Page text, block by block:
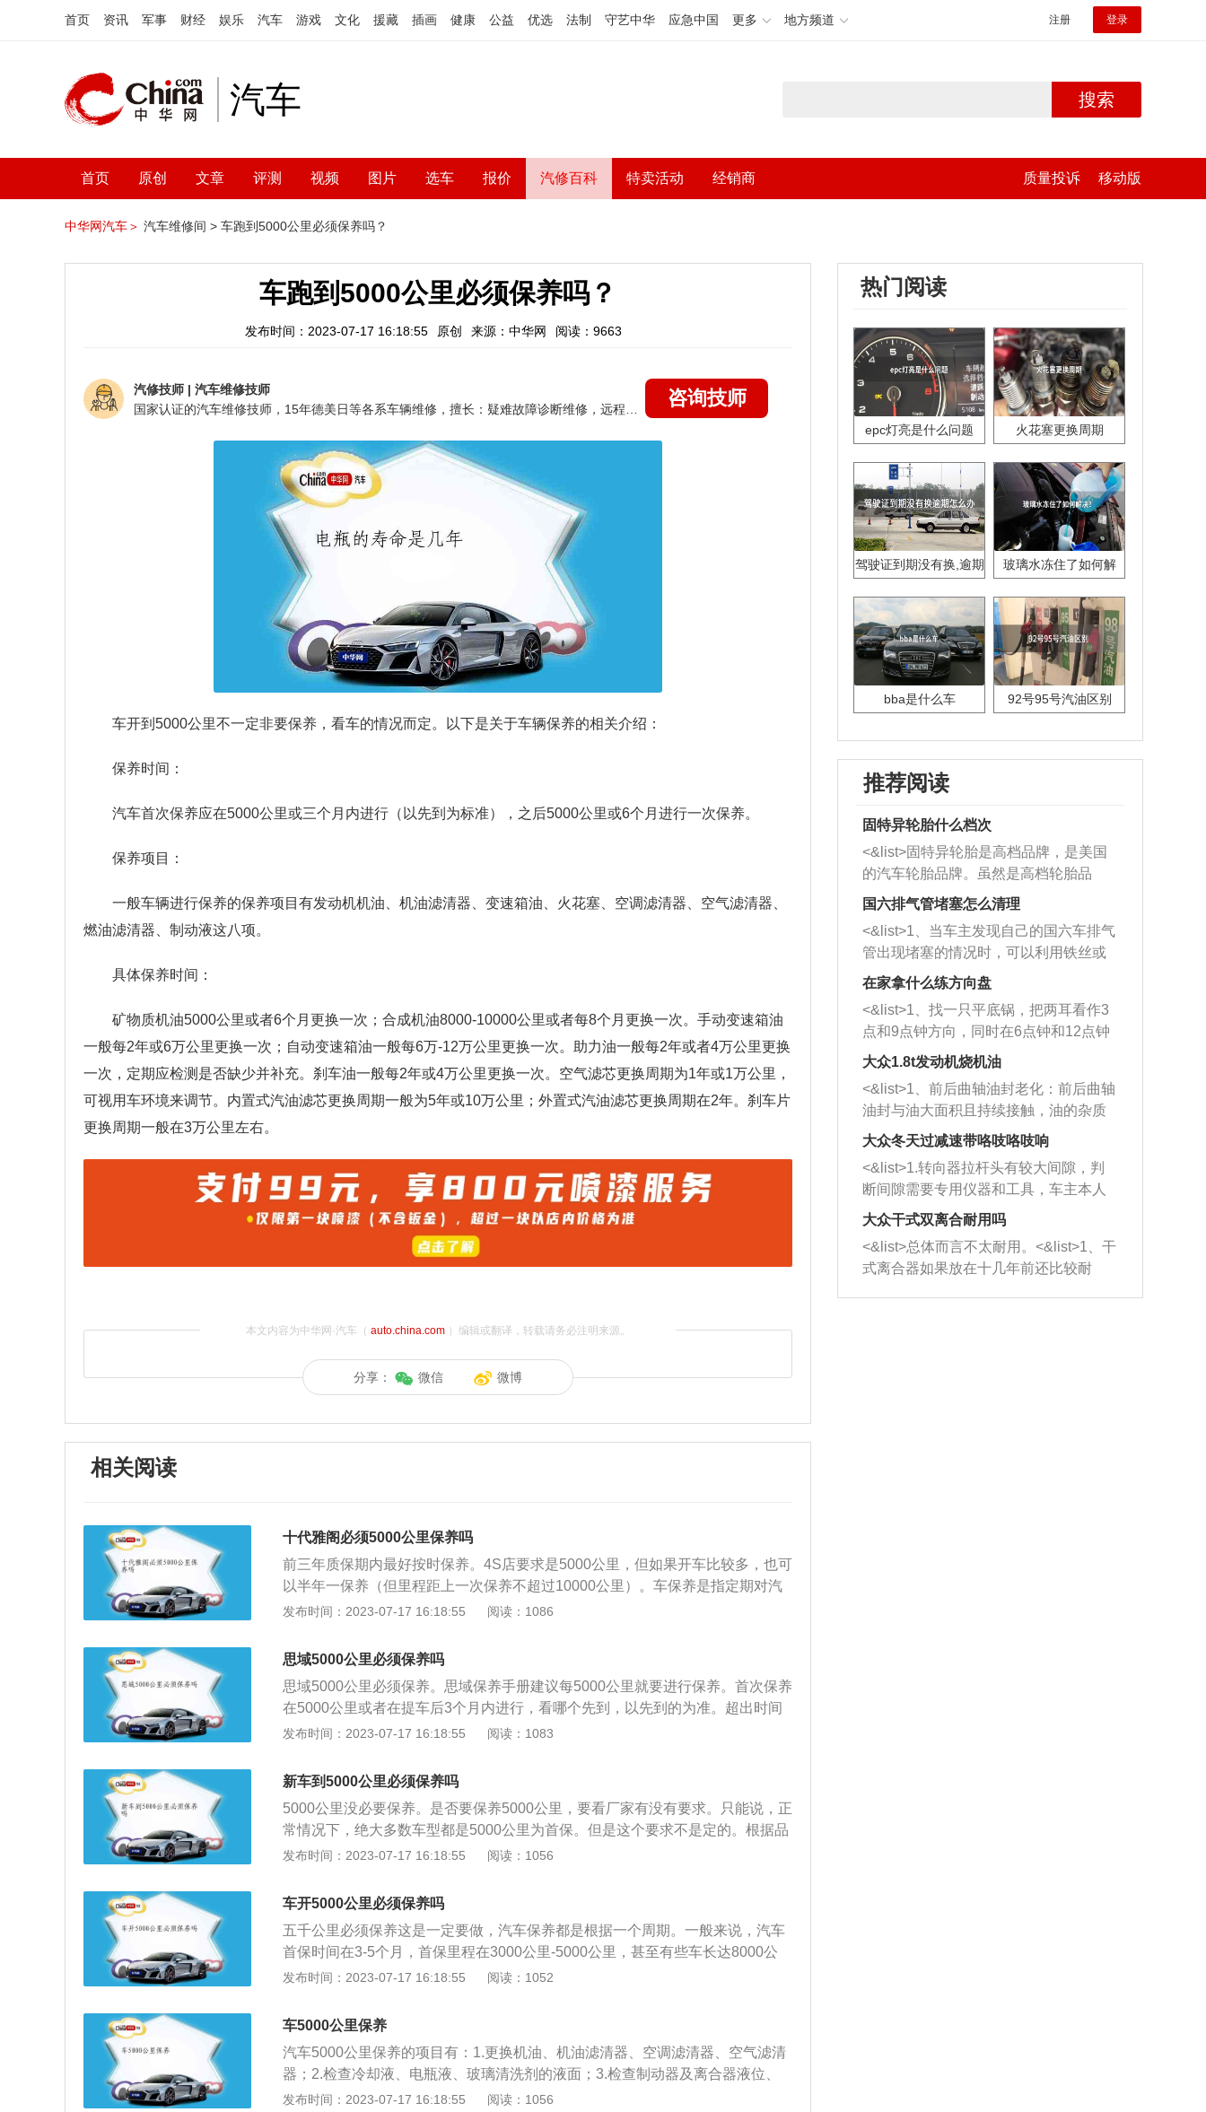
首页 资讯 军事 财经 娱乐 汽车 游戏 文化 援藏 插画 健康 公益 优选 法制 守艺中华 应急中国 更多 地方频道 注册 登录
汽车 搜索
首页 原创 文章 评测 视频 图片 选车 报价 汽修百科 特卖活动 经销商 质量投诉 移动版
中华网汽车＞ 汽车维修间 > 车跑到5000公里必须保养吗？
车跑到5000公里必须保养吗？
发布时间：2023-07-17 16:18:55 原创 来源：中华网 阅读：9663
汽修技师 | 汽车维修技师
咨询技师
车开到5000公里不一定非要保养，看车的情况而定。以下是关于车辆保养的相关介绍：
保养时间：
汽车首次保养应在5000公里或三个月内进行（以先到为标准），之后5000公里或6个月进行一次保养。
保养项目：
一般车辆进行保养的保养项目有发动机机油、机油滤清器、变速箱油、火花塞、空调滤清器、空气滤清器、
燃油滤清器、制动液这八项。
具体保养时间：
矿物质机油5000公里或者6个月更换一次；合成机油8000-10000公里或者每8个月更换一次。手动变速箱油
一般每2年或6万公里更换一次；自动变速箱油一般每6万-12万公里更换一次。助力油一般每2年或者4万公里更换
一次，定期应检测是否缺少并补充。刹车油一般每2年或4万公里更换一次。空气滤芯更换周期为1年或1万公里，
可视用车环境来调节。内置式汽油滤芯更换周期一般为5年或10万公里；外置式汽油滤芯更换周期在2年。刹车片
更换周期一般在3万公里左右。
本文内容为中华网·汽车（ auto.china.com）编辑或翻译，转载请务必注明来源。
分享： 微信 微博
相关阅读
十代雅阁必须5000公里保养吗
前三年质保期内最好按时保养。4S店要求是5000公里，但如果开车比较多，也可
以半年一保养（但里程距上一次保养不超过10000公里）。车保养是指定期对汽
车相关部分进行检查、清洁、补给、润滑、调整或更换某些零件的预防性工作，
统、空调系统、冷却系统、燃油系统、动力转向系统等的保养范围。汽车保养的
目的是保持车容整洁，技术状况正常，消除隐患，预防故障发生，减缓劣化过
程，延长使用周期。日常保养即日常维护，是出车前、行车中、收车后的作业，
由驾驶员负责执行，作业中心内容是清洁、补给和安全检视，是保持车辆正常工
作状况的经常性、必须的工作。一级维护是由专业维修企业负责执行，作业中心
全部件。二级维护是由专业维修企业负责执行，作业中心内容除一级维护作业
外，以检查、调整为主，并拆检轮胎，进行轮胎换位。二级维护前应进行检测诊
断和技术评定，根据结果，确定附加作业或小修项目，结合二级维护一并进行。
发布时间：2023-07-17 16:18:55 阅读：1086
思域5000公里必须保养吗
思域5000公里必须保养。思域保养手册建议每5000公里就要进行保养。首次保养
在5000公里或者在提车后3个月内进行，看哪个先到，以先到的为准。超出时间
或公里数都会影响质保。汽车保养又称汽车维护，是指定期对汽车的零件的性能
行有效的定期保养，可以增加机动车的使用寿命，降低车辆的后期保养费用。保
养需要在维修店或者品牌售后进行。
发布时间：2023-07-17 16:18:55 阅读：1083
新车到5000公里必须保养吗
5000公里没必要保养。是否要保养5000公里，要看厂家有没有要求。只能说，正
常情况下，绝大多数车型都是5000公里为首保。但是这个要求不是定的。根据品
牌和型号的不同，厂家的要求也会有所不同。对于宝马3系，官方要求首保1万公
公里，所以5000公里不需要保养。比亚迪官方要求是第一次保险3500公里，第二
次保养7500公里。在这种情况下，5000公里不需要维护。所以没必要维持5000
公里，要根据实际情况来分析。此外，不同的机油、不同的驾驶环境和个人驾驶
习惯也会严重影响保养时间。
发布时间：2023-07-17 16:18:55 阅读：1056
车开5000公里必须保养吗
五千公里必须保养这是一定要做，汽车保养都是根据一个周期。一般来说，汽车
首保时间在3-5个月，首保里程在3000公里-5000公里，甚至有些车长达8000公
里，完全取决于车辆的具体技术情况存在差异造成，汽车保养手册上为准。很多
登记车辆的底盘号、车架号等车辆信息，然后上传到厂家的全国联保系统中去。
如果一旦错过首保那么很有可能导致脱保。做首保前要注意几点:首先最好提前给
4s店预约，否则不预约就去很有可能遇上没有车间或者要排队半天的情况。去做
首保前时要带上必备的东西，例如维修手册、行车本等，如果不确定的话，一定
要在预约时询问清楚。
发布时间：2023-07-17 16:18:55 阅读：1052
车5000公里保养
汽车5000公里保养的项目有：1.更换机油、机油滤清器、空调滤清器、空气滤清
器；2.检查冷却液、电瓶液、玻璃清洗剂的液面；3.检查制动器及离合器液位、
转向助力油罐油位；4.检查系统各油管接口是否渗油；5.检查前后车灯；6.检查轮
发布时间：2023-07-17 16:18:55 阅读：1056
热门阅读
epc灯亮是什么问题 火花塞更换周期
驾驶证到期没有换,逾期
玻璃水冻住了如何解
bba是什么车 92号95号汽油区别
推荐阅读
固特异轮胎什么档次
<&list>固特异轮胎是高档品牌，是美国
的汽车轮胎品牌。虽然是高档轮胎品
牌，但是中高低端的轮胎都有生产，这
也是为了更好的开拓市场。
国六排气管堵塞怎么清理
<&list>1、当车主发现自己的国六车排气
管出现堵塞的情况时，可以利用铁丝或
者是细棍，直接将杂物给取出来，如果
堵塞情况比较严重，也可以采取应急措
施。 <&list>2、直接利用木棍将所有的
杂物推到排气管里面的位置处，然后将
三元催化器拆解开，就可以将堵塞的东
西取出来。但如果是因为积碳过多引起
的堵塞，就需要将三元催化器泡在草酸
洗剂对堵塞的情况得到解决，将清洗剂
放在燃油箱中，与燃油混合后，车辆启
动时，就可以和汽油一起进入到燃烧
室，最后形成废气排出，就可以让三元
催化器得到清洗，排气管堵塞的情况就
能够得到解决。
在家拿什么练方向盘
<&list>1、找一只平底锅，把两耳看作3
点和9点钟方向，同时在6点钟和12点钟
方向做一个标记。 <&list>2、双手握住
一圈半的练习，往右同样也要打相同的
圈数。 <&list>3、最后强调要反复练
习，这样就可以形成肌肉记忆，在真实
驾驶车辆时，不需要记忆也能打好方
向。
大众1.8t发动机烧机油
<&list>1、前后曲轴油封老化：前后曲轴
油封与油大面积且持续接触，油的杂质
和发动机内持续温度变化使其密封效果
逐渐减弱，导致渗油或漏油。<&list>2、
活塞间隙过大：积碳会使活塞环与缸体
的间隙扩大，导致机油流入燃烧室中，
造成烧机油。<&list>3、机油粘度。使用
机油粘度过小的话，同样会有烧机油现
象，机油粘度过小具有很好的流动性，
大众冬天过减速带咯吱咯吱响
<&list>1.转向器拉杆头有较大间隙，判
断间隙需要专用仪器和工具，车主本人
无法制作，需要将车辆送到修理厂或4s
店；<&list>2.车辆半轴套管防尘罩破
裂，破裂后会出现漏油现象，使半轴磨
损严重，磨损的半轴容易损坏，产生异
响；<&list>3.稳定器的转向胶套和球头
大众干式双离合耐用吗
<&list>总体而言不太耐用。<&list>1、干
式离合器如果放在十几年前还比较耐